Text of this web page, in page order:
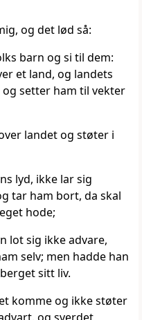
og det lød så:
barn og si til dem:
et land, og landets
setter ham til vekter
landet og støter i
lyd, ikke lar sig
tar ham bort, da skal
hode;
lot sig ikke advare,
selv; men hadde han
sitt liv.
komme og ikke støter